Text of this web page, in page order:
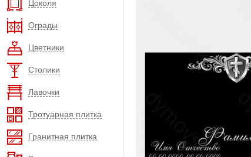
Цоколя
Ограды
Цветники
Столики
Лавочки
Тротуарная плитка
Гранитная плитка